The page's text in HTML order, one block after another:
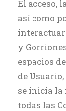
El acceso,
así como
interactuar
y
espacios
de
se inicia la
todas las